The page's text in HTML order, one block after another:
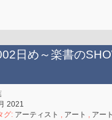
日め～楽書の
2021
グ: アーティスト , アート , アー